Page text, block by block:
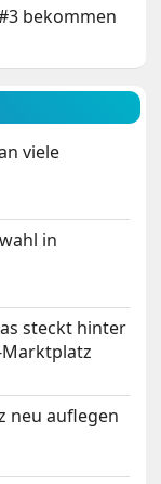
bekommen
viele
in
steckt hinter
neu auflegen